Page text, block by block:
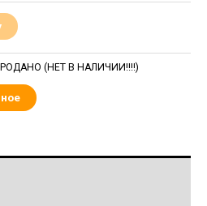
(НЕТ В НАЛИЧИИ!!!!)